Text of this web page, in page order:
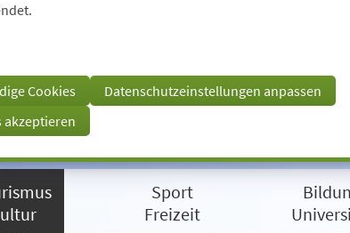
Cookies
Datenschutzeinstellungen anpassen
akzeptieren
Sport
Freizeit